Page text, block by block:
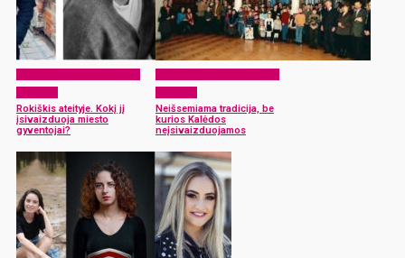
Rokiškis ateityje. Kokį jį
įsivaizduoja miesto
gyventojai?
Neišsemiama tradicija, be
kurios Kalėdos
neįsivaizduojamos